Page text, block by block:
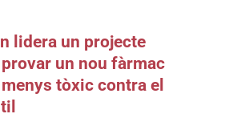
lidera un projecte
un nou fàrmac
tòxic contra el